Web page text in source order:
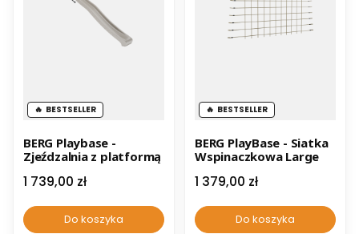
BESTSELLER
BERG Playbase -
Zjeźdzalnia z platformą
Cena
1 739,00 zł
Do koszyka
BESTSELLER
BERG PlayBase - Siatka
Wspinaczkowa Large
Cena
1 379,00 zł
Do koszyka